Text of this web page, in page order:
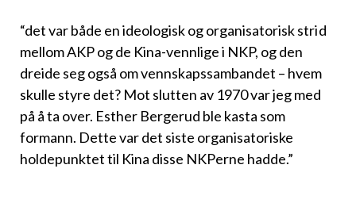
“det var både en ideologisk og organisatorisk strid
mellom AKP og de Kina-vennlige i NKP, og den
dreide seg også om vennskapssambandet – hvem
skulle styre det? Mot slutten av 1970 var jeg med
på å ta over. Esther Bergerud ble kasta som
formann. Dette var det siste organisatoriske
holdepunktet til Kina disse NKPerne hadde.”